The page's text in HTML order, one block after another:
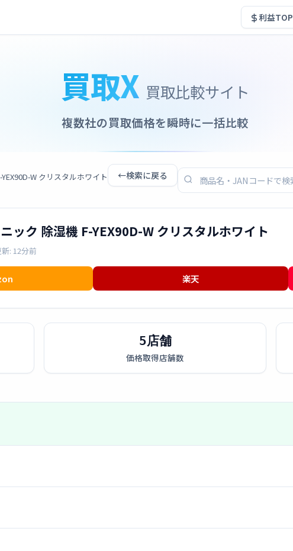
利益TOP
買取X 買取比較サイト
複数社の買取価格を瞬時に一括比較
W クリスタルホワイト ←検索に戻る
ック 除湿機 F-YEX90D-W クリスタルホワイト
: 12分前
楽天
5店舗
価格取得店舗数